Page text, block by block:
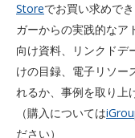
Storeでお買い求めで
ガーからの実践的なア
向け資料、リンクドデ
けの目録、電子リソー
れるか、事例を取り上
（購入については
ださい）